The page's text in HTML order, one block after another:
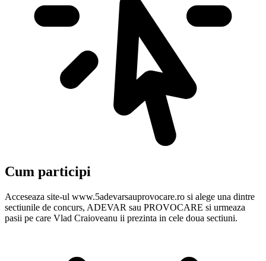
Cum participi
Acceseaza site-ul www.5adevarsauprovocare.ro si alege una dintre
sectiunile de concurs, ADEVAR sau PROVOCARE si urmeaza
pasii pe care Vlad Craioveanu ii prezinta in cele doua sectiuni.